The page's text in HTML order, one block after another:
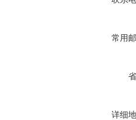
常用
详细